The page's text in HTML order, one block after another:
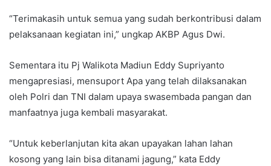
“Terimakasih untuk semua yang sudah berkontribusi dalam
pelaksanaan kegiatan ini,” ungkap AKBP Agus Dwi.
Sementara itu Pj Walikota Madiun Eddy Supriyanto
mengapresiasi, mensuport Apa yang telah dilaksanakan
oleh Polri dan TNI dalam upaya swasembada pangan dan
manfaatnya juga kembali masyarakat.
“Untuk keberlanjutan kita akan upayakan lahan lahan
kosong yang lain bisa ditanami jagung,” kata Eddy